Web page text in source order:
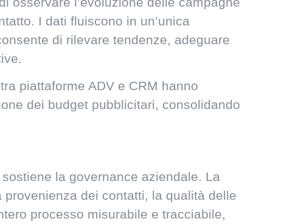
I dati fluiscono in un’unica
di rilevare tendenze, adeguare
piattaforme ADV e CRM hanno
dei budget pubblicitari, consolidando
la governance aziendale. La
dei contatti, la qualità delle
processo misurabile e tracciabile,